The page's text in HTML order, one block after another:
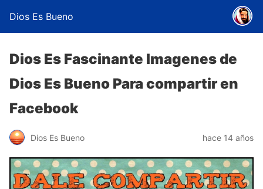
Dios Es Bueno
Dios Es Fascinante Imagenes de
Dios Es Bueno Para compartir en
Facebook
Dios Es Bueno hace 14 años